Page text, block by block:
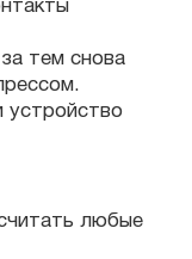
тем снова
устройство
любые